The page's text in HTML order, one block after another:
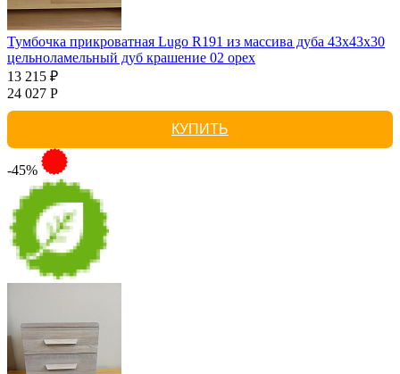
Тумбочка прикроватная Lugo R191 из массива дуба 43х43х30
цельноламельный дуб крашение 02 орех
13 215 ₽
24 027 Р
КУПИТЬ
-45%